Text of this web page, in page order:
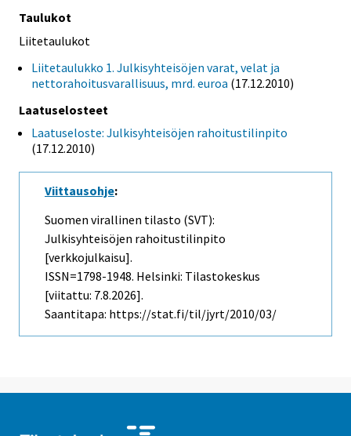
Taulukot
Liitetaulukot
Liitetaulukko 1. Julkisyhteisöjen varat, velat ja
nettorahoitusvarallisuus, mrd. euroa (17.12.2010)
Laatuselosteet
Laatuseloste: Julkisyhteisöjen rahoitustilinpito
(17.12.2010)
Viittausohje:
Suomen virallinen tilasto (SVT):
Julkisyhteisöjen rahoitustilinpito
[verkkojulkaisu].
ISSN=1798-1948. Helsinki: Tilastokeskus
[viitattu: 7.8.2026].
Saantitapa: https://stat.fi/til/jyrt/2010/03/